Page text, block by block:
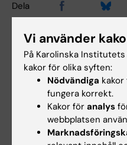
Dela
Relaterade artiklar
Vi använder
På Karolinska
kakor för olika syften:
Nödvändiga
fungera korrekt.
Kakor för analys
webbplatsen